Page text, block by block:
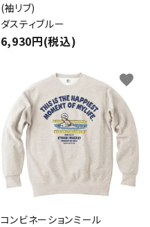
(袖リブ)
ダスティブルー
6,930円(税込)
コンビネーションミール
favorite